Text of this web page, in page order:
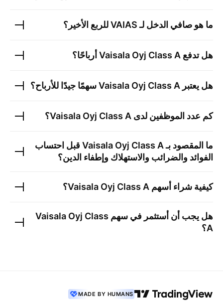
ما هو صافي الدخل لـVAIASللربع الأخير؟
هل تدفع Vaisala Oyj Class A أرباحًا؟
هل يعتبر Vaisala Oyj Class Aسهمًا جيدًا للأرباح؟
كم عدد الموظفين لدى Vaisala Oyj Class A؟
ما المقصود بـVaisala Oyj Class A قبل احتساب
الفوائد والضرائب والاستهلاك وإطفاء الدين؟
كيفية شراء أسهم Vaisala Oyj Class A؟
هل يجب أن أستثمر في سهم Vaisala Oyj Class
A؟
MADE BY HUMANS